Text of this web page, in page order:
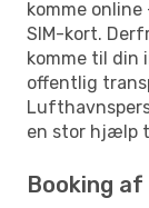
komme
SIM-kort.
komme til din
offentlig
en stor hjælp
Booking